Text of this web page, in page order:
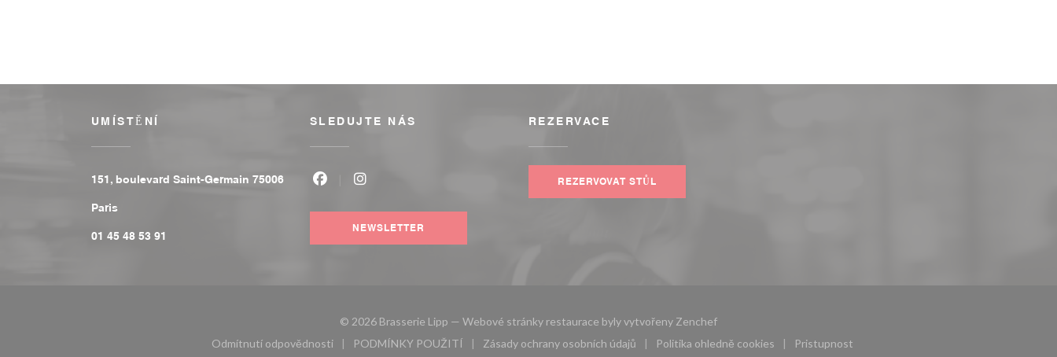
UMÍSTĚNÍ
151, boulevard Saint-Germain 75006
Paris((otevře se v novém okně))
01 45 48 53 91
SLEDUJTE NÁS
NEWSLETTER
REZERVACE
REZERVOVAT STŮL
© 2026 Brasserie Lipp — Webové stránky restaurace byly vytvořeny Zenchef((otevře se v novém okně))
Odmítnutí odpovědnosti
((otevře se v novém okně))
PODMÍNKY POUŽITÍ
((otevře se v novém okně))
Zásady ochrany osobních údajů
((otevře se v novém okně))
Politika ohledně cookies
((otevře se v novém okně))
Pristupnost
((otevře se v novém okně))